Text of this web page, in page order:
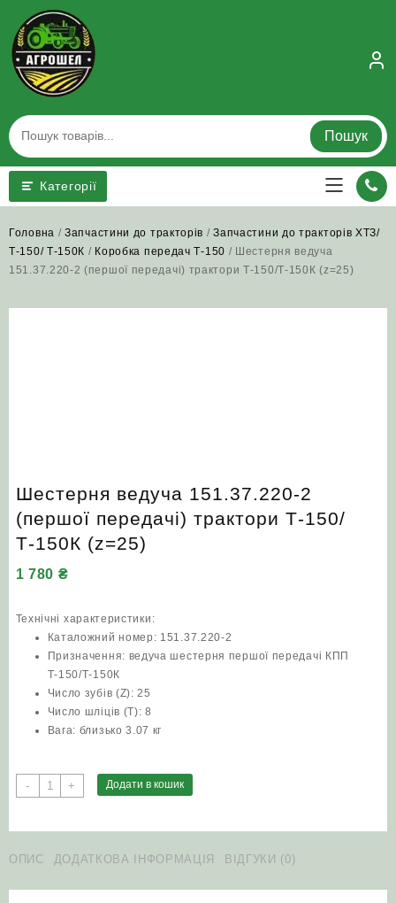
content
Пошук
Категорії
Головна /Запчастини до тракторів /Запчастини до тракторів ХТЗ/
Т-150/ Т-150К / Коробка передач Т-150 / Шестерня ведуча
151.37.220-2 (першої передачі) трактори Т-150/Т-150К (z=25)
Шестерня ведуча 151.37.220-2
(першої передачі) трактори Т-150/
Т-150К (z=25)
1 780 ₴
Технічні характеристики:
Каталожний номер: 151.37.220-2
Призначення: ведуча шестерня першої передачі КПП
Т-150/Т-150К
Число зубів (Z): 25
Число шліців (T): 8
Вага: близько 3.07 кг
-
Шестерня
ведуча
(першої
+ Додати в кошик
ОПИС ДОДАТКОВА ІНФОРМАЦІЯ ВІДГУКИ (0)